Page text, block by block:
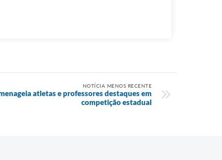
NOTÍCIA MENOS RECENTE
atletas e professores destaques em
competição estadual